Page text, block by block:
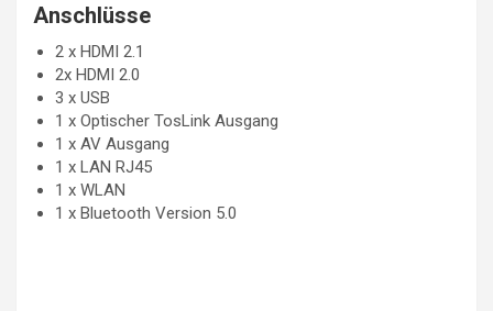
Anschlüsse
2 x HDMI 2.1
2x HDMI 2.0
3 x USB
1 x Optischer TosLink Ausgang
1 x AV Ausgang
1 x LAN RJ45
1 x WLAN
1 x Bluetooth Version 5.0